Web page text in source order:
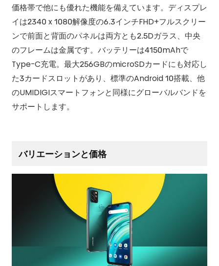
価格帯で他にも優れた機能を備えています。ディスプレ
イは2340 x 1080解像度の6.3インチFHD+フルスクリー
ンで前面と背面のパネルは両方とも2.5Dガラス、中央
のフレームは金属です。バッテリーは4150mAhで
Type-C充電。最大256GBのmicroSDカードにも対応し
た3カードスロットがあり、標準のAndroid 10搭載、他
のUMIDIGIスマートフォンと同様にグローバルバンドを
サポートします。
バリエーションと価格